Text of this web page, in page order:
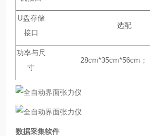
U盘存储
接口
选配
功率与尺
寸
28cm*35cm*56cm ；
数据采集软件